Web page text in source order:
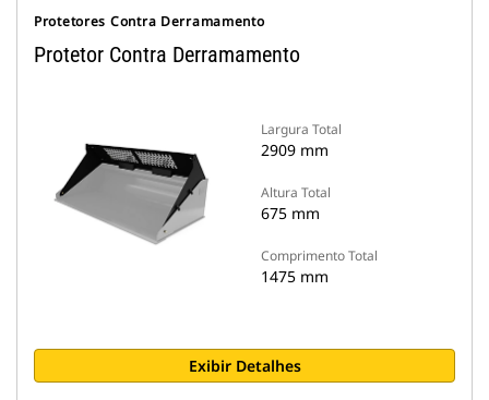
Protetores Contra Derramamento
Protetor Contra Derramamento
Largura Total
2909 mm
Altura Total
675 mm
Comprimento Total
1475 mm
Exibir Detalhes